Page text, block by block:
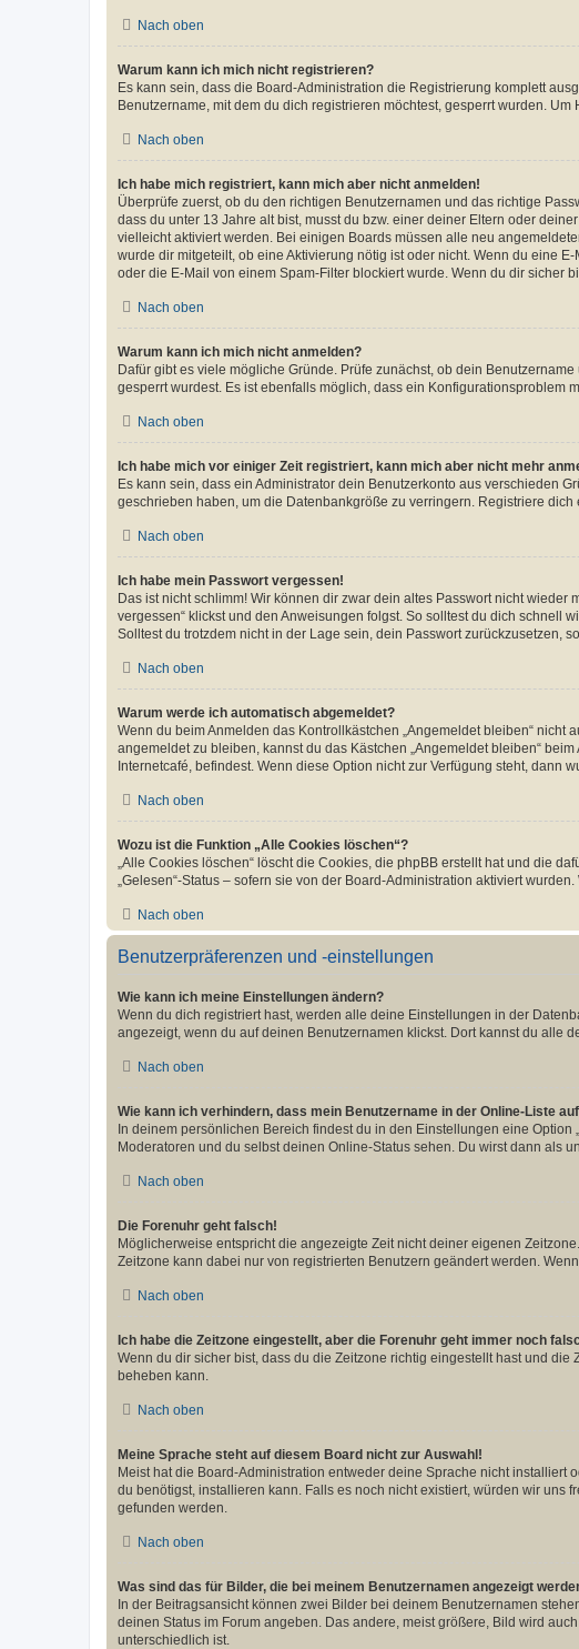
Nach oben
Warum kann ich mich nicht registrieren?
Es kann sein, dass die Board-Administration die Registrierung komplett
Benutzername, mit dem du dich registrieren möchtest, gesperrt wurden.
Nach oben
Ich habe mich registriert, kann mich aber nicht anmelden!
Überprüfe zuerst, ob du den richtigen Benutzernamen und das richtige
dass du unter 13 Jahre alt bist, musst du bzw. einer deiner Eltern oder
vielleicht aktiviert werden. Bei einigen Boards müssen alle neu
wurde dir mitgeteilt, ob eine Aktivierung nötig ist oder nicht. Wenn du eine
oder die E-Mail von einem Spam-Filter blockiert wurde. Wenn du dir sicher
Nach oben
Warum kann ich mich nicht anmelden?
Dafür gibt es viele mögliche Gründe. Prüfe zunächst, ob dein
gesperrt wurdest. Es ist ebenfalls möglich, dass ein Konfigurationsproblem
Nach oben
Ich habe mich vor einiger Zeit registriert, kann mich aber nicht mehr
Es kann sein, dass ein Administrator dein Benutzerkonto aus verschieden
geschrieben haben, um die Datenbankgröße zu verringern. Registriere
Nach oben
Ich habe mein Passwort vergessen!
Das ist nicht schlimm! Wir können dir zwar dein altes Passwort nicht
vergessen“ klickst und den Anweisungen folgst. So solltest du dich schnell
Solltest du trotzdem nicht in der Lage sein, dein Passwort zurückzusetzen,
Nach oben
Warum werde ich automatisch abgemeldet?
Wenn du beim Anmelden das Kontrollkästchen „Angemeldet bleiben“
angemeldet zu bleiben, kannst du das Kästchen „Angemeldet bleiben“
Internetcafé, befindest. Wenn diese Option nicht zur Verfügung steht, dann
Nach oben
Wozu ist die Funktion „Alle Cookies löschen“?
„Alle Cookies löschen“ löscht die Cookies, die phpBB erstellt hat und die
„Gelesen“-Status – sofern sie von der Board-Administration aktiviert
Nach oben
Benutzerpräferenzen und -einstellungen
Wie kann ich meine Einstellungen ändern?
Wenn du dich registriert hast, werden alle deine Einstellungen in der
angezeigt, wenn du auf deinen Benutzernamen klickst. Dort kannst du alle
Nach oben
Wie kann ich verhindern, dass mein Benutzername in der Online-Liste
In deinem persönlichen Bereich findest du in den Einstellungen eine
Moderatoren und du selbst deinen Online-Status sehen. Du wirst dann als
Nach oben
Die Forenuhr geht falsch!
Möglicherweise entspricht die angezeigte Zeit nicht deiner eigenen
Zeitzone kann dabei nur von registrierten Benutzern geändert werden.
Nach oben
Ich habe die Zeitzone eingestellt, aber die Forenuhr geht immer noch
Wenn du dir sicher bist, dass du die Zeitzone richtig eingestellt hast und
beheben kann.
Nach oben
Meine Sprache steht auf diesem Board nicht zur Auswahl!
Meist hat die Board-Administration entweder deine Sprache nicht installiert
du benötigst, installieren kann. Falls es noch nicht existiert, würden wir uns
gefunden werden.
Nach oben
Was sind das für Bilder, die bei meinem Benutzernamen angezeigt
In der Beitragsansicht können zwei Bilder bei deinem Benutzernamen
deinen Status im Forum angeben. Das andere, meist größere, Bild wird
unterschiedlich ist.